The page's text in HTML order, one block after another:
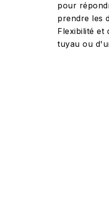
pour
prendre les
Flexibilité et
tuyau ou